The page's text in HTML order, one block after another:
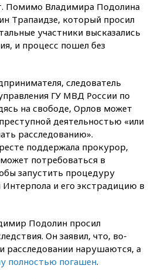
Помимо Владимира Подолина
Трапаидзе, который просил
участники высказались
и процесс пошел без
следователь
ГУ МВД России по
на свободе, Орлов может
деятельностью «или
расследованию».
поддержала прокурор,
потребоваться в
запустить процедуру
и его экстрадицию в
Подолин просил
Он заявил, что, во-
расследовании нарушаются, а
полностью погашен.